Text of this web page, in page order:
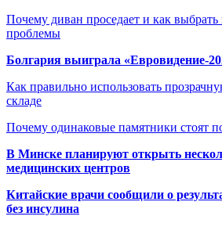
Почему диван проседает и как выбрать
проблемы
Болгария выиграла «Евровидение-
Как правильно использовать
складе
Почему одинаковые памятники стоят
В Минске планируют открыть
медицинских центров
Китайские врачи сообщили о
без инсулина